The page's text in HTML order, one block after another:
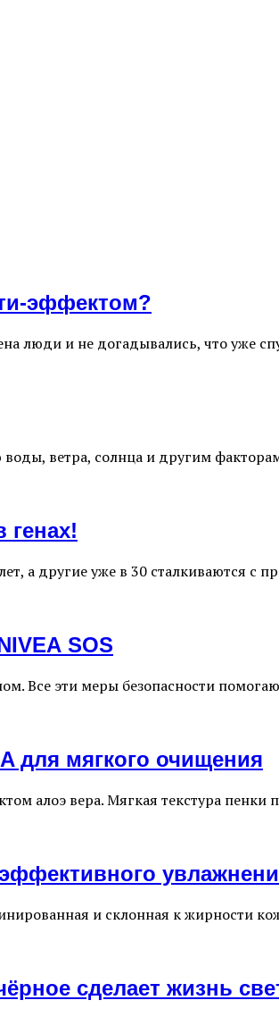
эффектом?
люди и не догадывались, что уже
ветра, солнца и другим
а другие уже в 30 сталкиваются с
SOS
Все эти меры безопасности
для мягкого очищения
алоэ вера. Мягкая текстура
и склонная к жирности
сделает жизнь